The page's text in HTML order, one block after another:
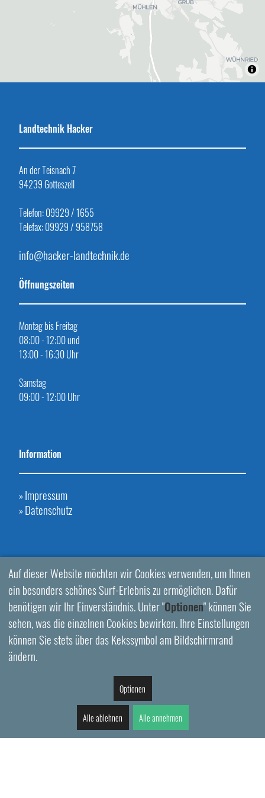
Landtechnik Hacker
An der Teisnach 7
94239 Gotteszell
Telefon: 09929 / 1655
Telefax: 09929 / 958758
info@hacker-landtechnik.de
Öffnungszeiten
Montag bis Freitag
08:00 - 12:00 und
13:00 - 16:30 Uhr
Samstag
09:00 - 12:00 Uhr
Information
» Impressum
» Datenschutz
Auf dieser Website möchten wir Cookies verwenden, um Ihnen
ein besonders schönes Surf-Erlebnis zu ermöglichen. Dafür
benötigen wir Ihr Einverständnis. Unter "Optionen" können Sie
sehen, was die einzelnen Cookies bewirken. Ihre Einstellungen
können Sie stets über das Kekssymbol am Bildschirmrand
ändern.
Optionen
Alle ablehnen Alle annehmen